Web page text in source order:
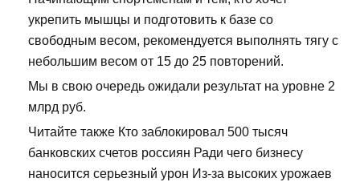
укрепить мышцы и подготовить к базе со
свободным весом, рекомендуется выполнять тягу с
небольшим весом от 15 до 25 повторений.
Мы в свою очередь ожидали результат на уровне 2
млрд руб.
Читайте также Кто заблокировал 500 тысяч
банковских счетов россиян Ради чего бизнесу
наносится серьезный урон Из-за высоких урожаев